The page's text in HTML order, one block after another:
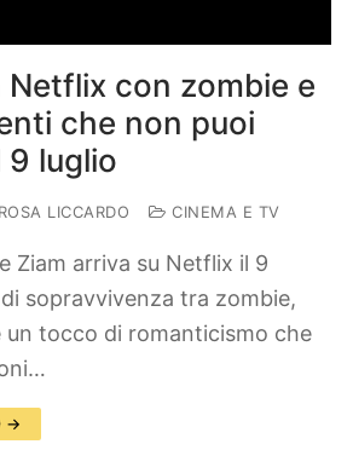
Netflix con zombie e
che non puoi
9 luglio
ROSA LICCARDO CINEMA E TV
Ziam arriva su Netflix il 9
sopravvivenza tra zombie,
tocco di romanticismo che
→